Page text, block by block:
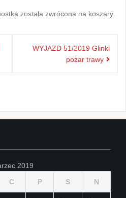
została zwrócona na koszary.
WYJAZD 51/2019 Glinki
pożar trawy
2019
C P S N